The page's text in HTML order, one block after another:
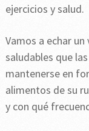
ejercicios y salud.
Vamos a echar
saludables que
mantenerse en
alimentos de su
y con qué